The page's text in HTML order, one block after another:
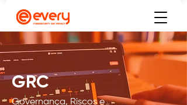
GRC
Governança, Riscos e